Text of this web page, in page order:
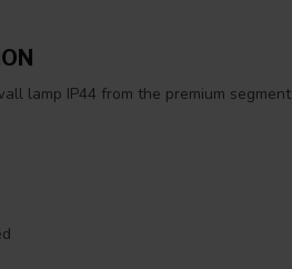
lamp IP44 from the premium segment